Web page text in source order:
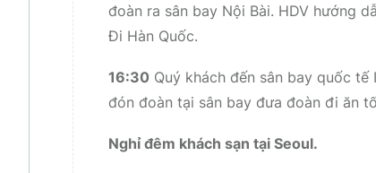
đoàn ra sân bay Nội Bài. HDV hướng
Đi Hàn
16:30 Quý khách đến sân bay quốc
đón đoàn tại sân bay đưa đoàn đi ăn
Nghỉ đêm khách sạn tại Seoul.